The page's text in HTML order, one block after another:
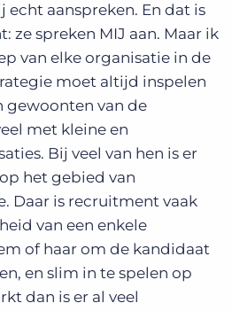
aanspreken. En dat is
ze spreken MIJ aan. Maar ik
van elke organisatie in de
moet altijd inspelen
gewoonten van de
met kleine en
Bij veel van hen is er
het gebied van
Daar is recruitment vaak
van een enkele
of haar om de kandidaat
en slim in te spelen op
dan is er al veel